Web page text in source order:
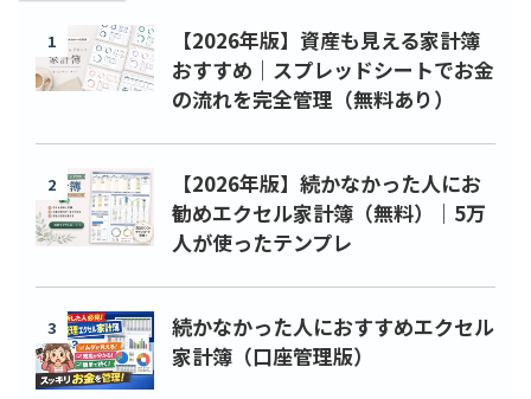
1
【2026年版】資産も見える家計簿
おすすめ｜スプレッドシートでお金
の流れを完全管理（無料あり）
2
【2026年版】続かなかった人にお
勧めエクセル家計簿（無料）｜5万
人が使ったテンプレ
3
続かなかった人におすすめエクセル
家計簿（口座管理版）